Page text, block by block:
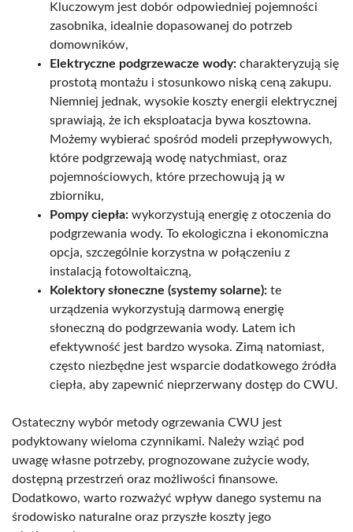
Kluczowym jest dobór odpowiedniej pojemności
zasobnika, idealnie dopasowanej do potrzeb
domowników,
Elektryczne podgrzewacze wody: charakteryzują się
prostotą montażu i stosunkowo niską ceną zakupu.
Niemniej jednak, wysokie koszty energii elektrycznej
sprawiają, że ich eksploatacja bywa kosztowna.
Możemy wybierać spośród modeli przepływowych,
które podgrzewają wodę natychmiast, oraz
pojemnościowych, które przechowują ją w
zbiorniku,
Pompy ciepła: wykorzystują energię z otoczenia do
podgrzewania wody. To ekologiczna i ekonomiczna
opcja, szczególnie korzystna w połączeniu z
instalacją fotowoltaiczną,
Kolektory słoneczne (systemy solarne): te
urządzenia wykorzystują darmową energię
słoneczną do podgrzewania wody. Latem ich
efektywność jest bardzo wysoka. Zimą natomiast,
często niezbędne jest wsparcie dodatkowego źródła
ciepła, aby zapewnić nieprzerwany dostęp do CWU.
Ostateczny wybór metody ogrzewania CWU jest
podyktowany wieloma czynnikami. Należy wziąć pod
uwagę własne potrzeby, prognozowane zużycie wody,
dostępną przestrzeń oraz możliwości finansowe.
Dodatkowo, warto rozważyć wpływ danego systemu na
środowisko naturalne oraz przyszłe koszty jego